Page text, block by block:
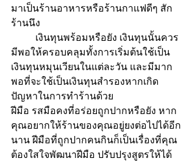
มาเป็นร้านอาหารหรือร้านกาแฟดีๆ สัก
ร้านนึง
มีพอให้ครอบคลุมทั้งการเริ่มต้นใช้เป็น
เงินทุนหมุนเวียนในแต่ละวัน และมีมาก
พอที่จะใช้เป็นเงินทุนสำรองหากเกิด
ปัญหาในการทำร้านด้วย
ฝีมือ รสมือคงที่อร่อยถูกปากหรือยัง หาก
คุณอยากให้ร้านของคุณอยู่ยงต่อไปได้อีก
นาน ฝีมือที่ถูกปากคนกินก็เป็นเรื่องที่คุณ
ต้องใสใจพัฒนาฝีมือ ปรับปรุงสูตรให้ได้